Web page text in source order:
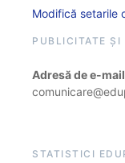
Modifică setarile
PUBLICITATE ȘI
Adresă de e-mail
STATISTICI